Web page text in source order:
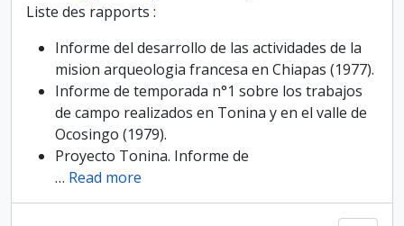
Liste des rapports :
Informe del desarrollo de las actividades de la
mision arqueologia francesa en Chiapas (1977).
Informe de temporada n°1 sobre los trabajos
de campo realizados en Tonina y en el valle de
Ocosingo (1979).
Proyecto Tonina. Informe de
… Read more